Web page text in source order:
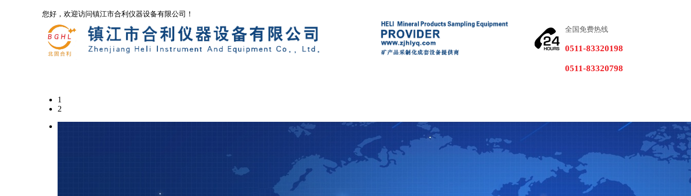
您好，欢迎访问镇江市合利仪器设备有限公司！
全国免费热线
0511-83320198
0511-83320798
1
2